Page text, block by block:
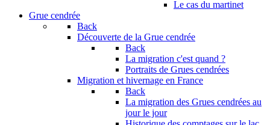
Le cas du martinet
Grue cendrée
Back
Découverte de la Grue cendrée
Back
La migration c'est quand ?
Portraits de Grues cendrées
Migration et hivernage en France
Back
La migration des Grues cendrées au
jour le jour